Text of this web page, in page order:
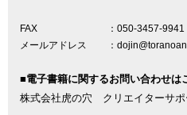
FAX
：050-3457-9941
メールアドレス
：
■電子書籍に関するお問い合わせは
株式会社虎の穴 クリエイターサ